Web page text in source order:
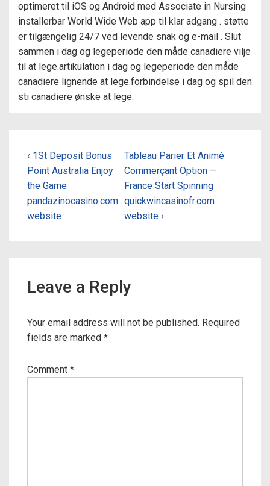
optimeret til iOS og Android med Associate in Nursing
installerbar World Wide Web app til klar adgang . støtte
er tilgængelig 24/7 ved levende snak og e-mail . Slut
sammen i dag og legeperiode den måde canadiere vilje
til at lege.artikulation i dag og legeperiode den måde
canadiere lignende at lege.forbindelse i dag og spil den
sti canadiere ønske at lege.
Post
navigation
Previous
Post
is
‹ 1St Deposit Bonus
Point Australia Enjoy
the Game
pandazinocasino.com
website
Next
Post
is
Tableau Parier Et Animé
Commerçant Option —
France Start Spinning
quickwincasinofr.com
website ›
Leave a Reply
Your email address will not be published. Required
fields are marked *
Comment *